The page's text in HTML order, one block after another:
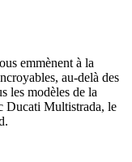
emmènent à la
au-delà des
les modèles de la
Ducati Multistrada, le